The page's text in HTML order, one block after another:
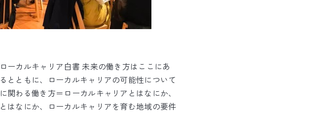
ーカルキャリア白書 未来の働き方はここにあ
とともに、ローカルキャリアの可能性について
わる働き方＝ローカルキャリアとはなにか、
はなにか、ローカルキャリアを育む地域の要件